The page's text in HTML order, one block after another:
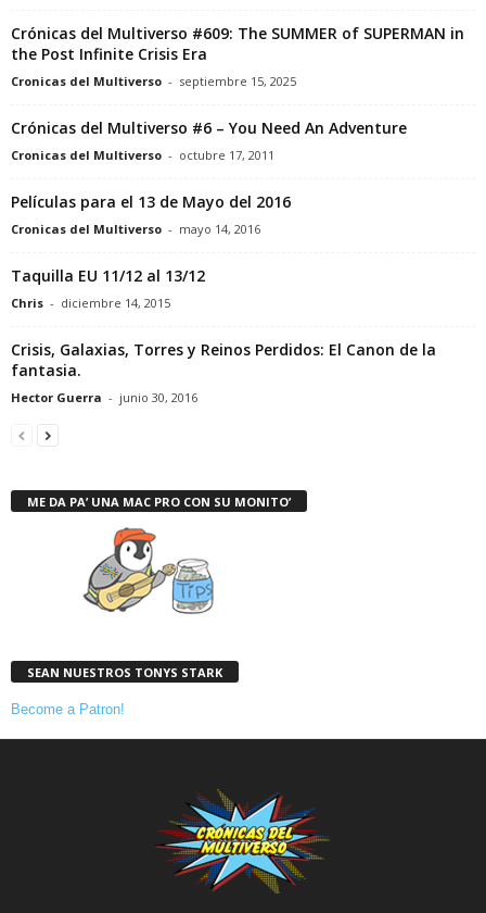
Crónicas del Multiverso #609: The SUMMER of SUPERMAN in
the Post Infinite Crisis Era
Cronicas del Multiverso - septiembre 15, 2025
Crónicas del Multiverso #6 – You Need An Adventure
Cronicas del Multiverso - octubre 17, 2011
Películas para el 13 de Mayo del 2016
Cronicas del Multiverso - mayo 14, 2016
Taquilla EU 11/12 al 13/12
Chris - diciembre 14, 2015
Crisis, Galaxias, Torres y Reinos Perdidos: El Canon de la
fantasia.
Hector Guerra - junio 30, 2016
ME DA PA’ UNA MAC PRO CON SU MONITO’
SEAN NUESTROS TONYS STARK
Become a Patron!